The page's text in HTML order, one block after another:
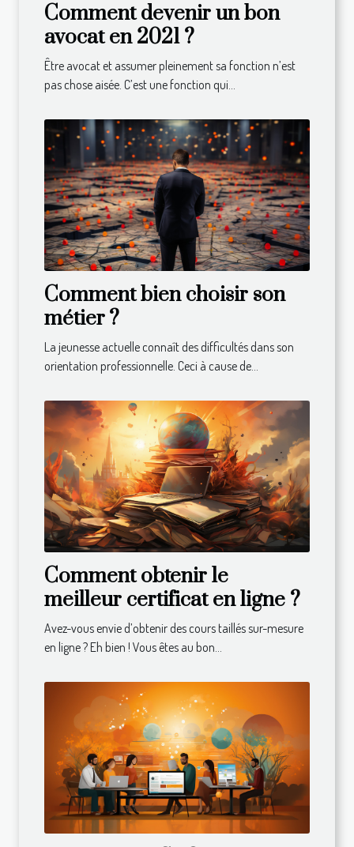
Comment devenir un bon
avocat en 2021 ?
Être avocat et assumer pleinement sa fonction n’est
pas chose aisée. C’est une fonction qui...
Comment bien choisir son
métier ?
La jeunesse actuelle connaît des difficultés dans son
orientation professionnelle. Ceci à cause de...
Comment obtenir le
meilleur certificat en ligne ?
Avez-vous envie d’obtenir des cours taillés sur-mesure
en ligne ? Eh bien ! Vous êtes au bon...